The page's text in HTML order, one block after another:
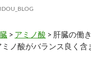
> アミノ酸 > 肝臓の働
ノ酸がバランス良く含